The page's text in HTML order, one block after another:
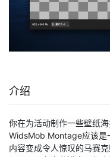
介绍
你在为活动制作一些壁纸
WidsMob Montage应该是
内容变成令人惊叹的马赛